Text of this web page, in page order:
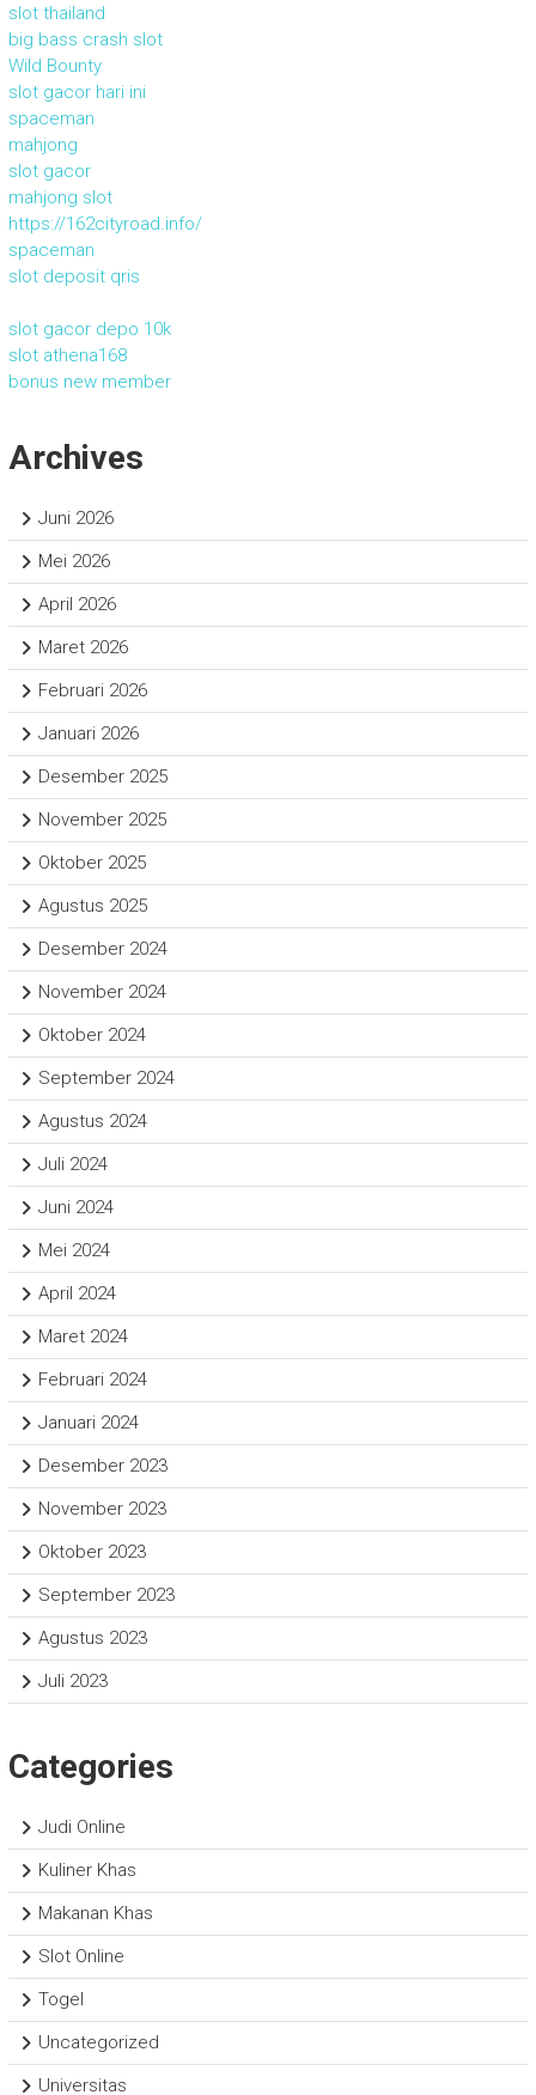
slot thailand
big bass crash slot
Wild Bounty
slot gacor hari ini
spaceman
mahjong
slot gacor
mahjong slot
https://162cityroad.info/
spaceman
slot deposit qris
slot gacor depo 10k
slot athena168
bonus new member
Archives
Juni 2026
Mei 2026
April 2026
Maret 2026
Februari 2026
Januari 2026
Desember 2025
November 2025
Oktober 2025
Agustus 2025
Desember 2024
November 2024
Oktober 2024
September 2024
Agustus 2024
Juli 2024
Juni 2024
Mei 2024
April 2024
Maret 2024
Februari 2024
Januari 2024
Desember 2023
November 2023
Oktober 2023
September 2023
Agustus 2023
Juli 2023
Categories
Judi Online
Kuliner Khas
Makanan Khas
Slot Online
Togel
Uncategorized
Universitas